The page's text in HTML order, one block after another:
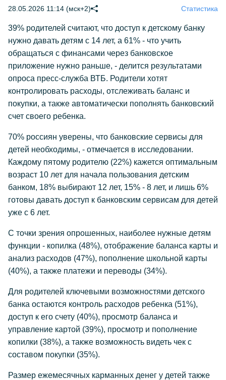
28.05.2026 11:14 (мск+2) Статистика
39% родителей считают, что доступ к детскому банку
нужно давать детям с 14 лет, а 61% - что учить
обращаться с финансами через банковское
приложение нужно раньше, - делится результатами
опроса пресс-служба ВТБ. Родители хотят
контролировать расходы, отслеживать баланс и
покупки, а также автоматически пополнять банковский
счет своего ребенка.
70% россиян уверены, что банковские сервисы для
детей необходимы, - отмечается в исследовании.
Каждому пятому родителю (22%) кажется оптимальным
возраст 10 лет для начала пользования детским
банком, 18% выбирают 12 лет, 15% - 8 лет, и лишь 6%
готовы давать доступ к банковским сервисам для детей
уже с 6 лет.
С точки зрения опрошенных, наиболее нужные детям
функции - копилка (48%), отображение баланса карты и
анализ расходов (47%), пополнение школьной карты
(40%), а также платежи и переводы (34%).
Для родителей ключевыми возможностями детского
банка остаются контроль расходов ребенка (51%),
доступ к его счету (40%), просмотр баланса и
управление картой (39%), просмотр и пополнение
копилки (38%), а также возможность видеть чек с
составом покупки (35%).
Размер ежемесячных карманных денег у детей также